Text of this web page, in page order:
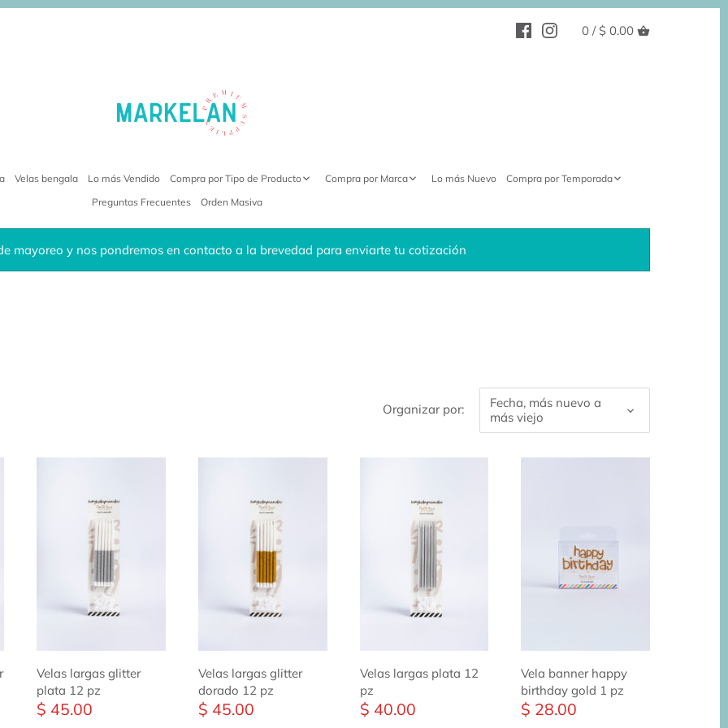
0 / $ 0.00
Velas bengala Lo más Vendido Compra por Tipo de Producto Compra por Marca Lo más Nuevo
Compra por Temporada
Preguntas Frecuentes
Orden Masiva
mayoreo y nos pondremos en contacto a la brevedad para enviarte tu cotización
Organizar por:
Fecha, más nuevo a
más viejo
Velas largas glitter
plata 12 pz
$ 45.00
Velas largas glitter
dorado 12 pz
$ 45.00
Velas largas plata 12
pz
$ 40.00
Vela banner happy
birthday gold 1 pz
$ 28.00